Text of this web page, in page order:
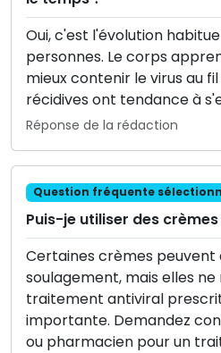
Oui, c'est l'évolution
personnes. Le corps
mieux contenir le virus au
récidives ont tendance à
Réponse de la rédaction
Question fréquente
Puis-je utiliser des
Certaines crèmes
soulagement, mais elles
traitement antiviral
importante. Demandez
ou pharmacien pour un